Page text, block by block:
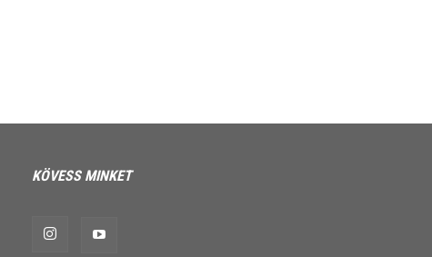
KÖVESS MINKET